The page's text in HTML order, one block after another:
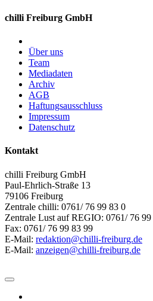
chilli Freiburg GmbH
Über uns
Team
Mediadaten
Archiv
AGB
Haftungsausschluss
Impressum
Datenschutz
Kontakt
chilli Freiburg GmbH
Paul-Ehrlich-Straße 13
79106 Freiburg
Zentrale chilli: 0761/ 76 99 83 0
Zentrale Lust auf REGIO: 0761/ 76
Fax: 0761/ 76 99 83 99
E-Mail: redaktion@chilli-freiburg.de
E-Mail: anzeigen@chilli-freiburg.de